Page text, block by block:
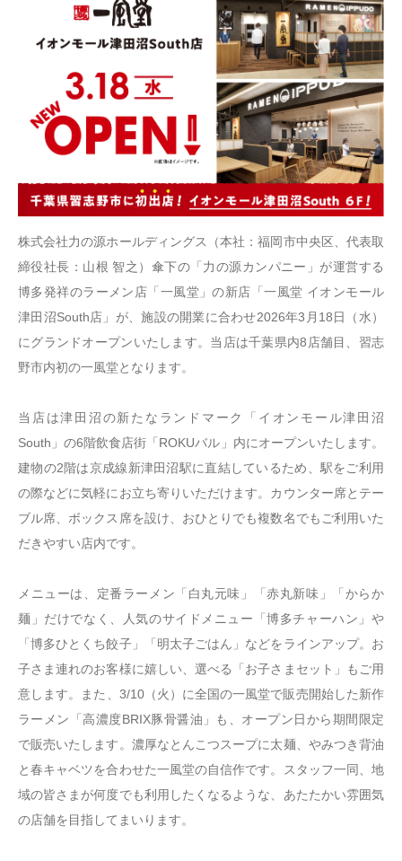
株式会社力の源ホールディングス（本社：福岡市中央区、代表取
締役社長：山根 智之）傘下の「力の源カンパニー」が運営する
博多発祥のラーメン店「一風堂」の新店「一風堂 イオンモール
津田沼South店」が、施設の開業に合わせ2026年3月18日（水）
にグランドオープンいたします。当店は千葉県内8店舗目、習志
野市内初の一風堂となります。
当店は津田沼の新たなランドマーク「イオンモール津田沼
South」の6階飲食店街「ROKUバル」内にオープンいたします。
建物の2階は京成線新津田沼駅に直結しているため、駅をご利用
の際などに気軽にお立ち寄りいただけます。カウンター席とテー
ブル席、ボックス席を設け、おひとりでも複数名でもご利用いた
だきやすい店内です。
メニューは、定番ラーメン「白丸元味」「赤丸新味」「からか
麺」だけでなく、人気のサイドメニュー「博多チャーハン」や
「博多ひとくち餃子」「明太子ごはん」などをラインアップ。お
子さま連れのお客様に嬉しい、選べる「お子さまセット」もご用
意します。また、3/10（火）に全国の一風堂で販売開始した新作
ラーメン「高濃度BRIX豚骨醤油」も、オープン日から期間限定
で販売いたします。濃厚なとんこつスープに太麺、やみつき背油
と春キャベツを合わせた一風堂の自信作です。スタッフ一同、地
域の皆さまが何度でも利用したくなるような、あたたかい雰囲気
の店舗を目指してまいります。